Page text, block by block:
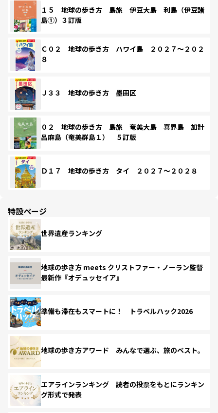
１５ 地球の歩き方 島旅 伊豆大島 利島（伊豆諸
島①）３訂版
Ｃ０２ 地球の歩き方 ハワイ島 ２０２７～２０２
８
Ｊ３３ 地球の歩き方 墨田区
０２ 地球の歩き方 島旅 奄美大島 喜界島 加計
呂麻島（奄美群島１） ５訂版
Ｄ１７ 地球の歩き方 タイ ２０２７～２０２８
特設ページ
世界遺産ランキング
地球の歩き方 meets クリストファー・ノーラン監督
最新作『オデュッセイア』
準備も滞在もスマートに！ トラベルハック2026
地球の歩き方アワード みんなで選ぶ、旅のベスト。
エアラインランキング 読者の投票をもとにランキン
グ形式で発表